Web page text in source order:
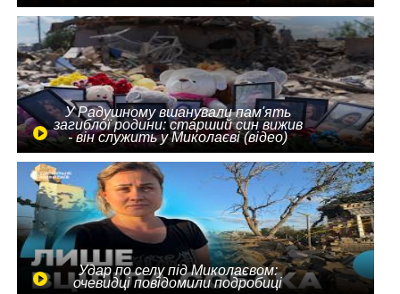
У Радушному вшанували пам'ять
загиблої родини: старший син вижив
- він служить у Миколаєві (відео)
Удар по селу під Миколаєвом:
очевидці повідомили подробиці